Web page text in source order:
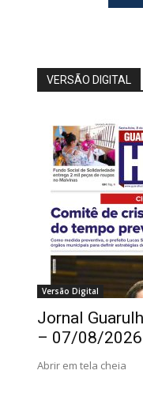
VERSÃO DIGITAL
Versão Digital
Jornal
– 07/08/2026
Abrir em tela cheia